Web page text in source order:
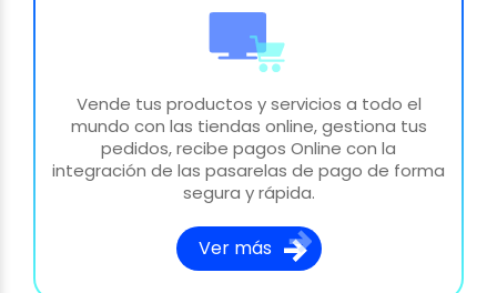
Vende tus productos y servicios a todo el
mundo con las tiendas online, gestiona tus
pedidos, recibe pagos Online con la
integración de las pasarelas de pago de forma
segura y rápida.
Ver más